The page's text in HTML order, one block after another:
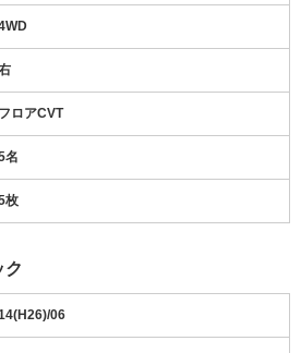
フロアCVT
名
枚
ク
06